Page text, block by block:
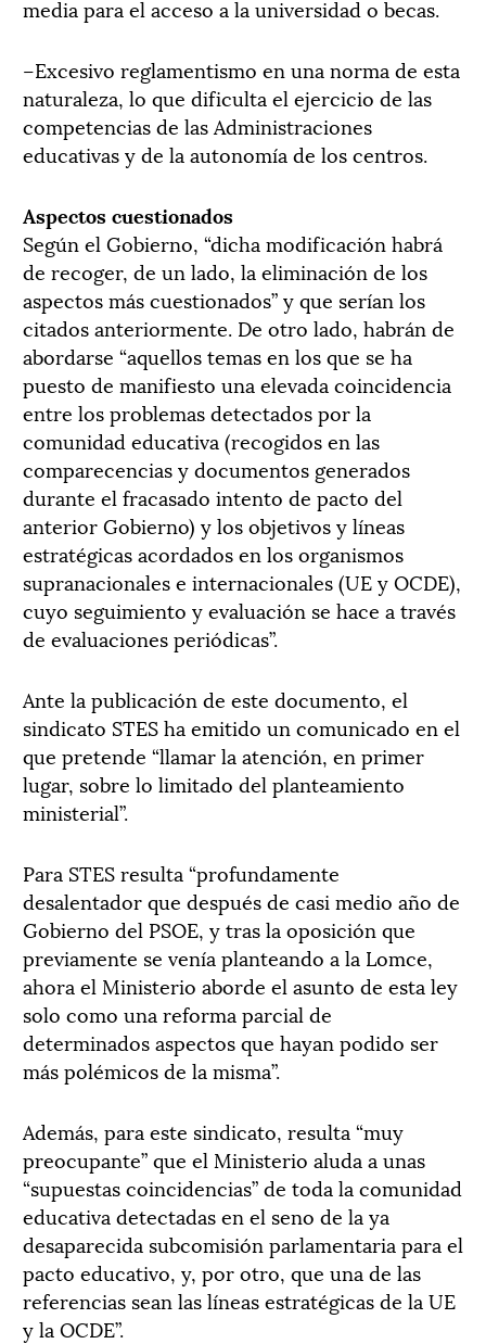
media para el acceso a la universidad o becas.
–Excesivo reglamentismo en una norma de esta
naturaleza, lo que dificulta el ejercicio de las
competencias de las Administraciones
educativas y de la autonomía de los centros.
Aspectos cuestionados
Según el Gobierno, “dicha modificación habrá
de recoger, de un lado, la eliminación de los
aspectos más cuestionados” y que serían los
citados anteriormente. De otro lado, habrán de
abordarse “aquellos temas en los que se ha
puesto de manifiesto una elevada coincidencia
entre los problemas detectados por la
comunidad educativa (recogidos en las
comparecencias y documentos generados
durante el fracasado intento de pacto del
anterior Gobierno) y los objetivos y líneas
estratégicas acordados en los organismos
supranacionales e internacionales (UE y OCDE),
cuyo seguimiento y evaluación se hace a través
de evaluaciones periódicas”.
Ante la publicación de este documento, el
sindicato STES ha emitido un comunicado en el
que pretende “llamar la atención, en primer
lugar, sobre lo limitado del planteamiento
ministerial”.
Para STES resulta “profundamente
desalentador que después de casi medio año de
Gobierno del PSOE, y tras la oposición que
previamente se venía planteando a la Lomce,
ahora el Ministerio aborde el asunto de esta ley
solo como una reforma parcial de
determinados aspectos que hayan podido ser
más polémicos de la misma”.
Además, para este sindicato, resulta “muy
preocupante” que el Ministerio aluda a unas
“supuestas coincidencias” de toda la comunidad
educativa detectadas en el seno de la ya
desaparecida subcomisión parlamentaria para el
pacto educativo, y, por otro, que una de las
referencias sean las líneas estratégicas de la UE
y la OCDE”.